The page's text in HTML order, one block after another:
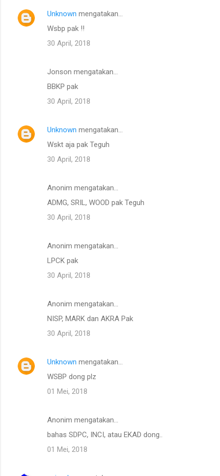
Unknown mengatakan…
Wsbp pak !!
30 April, 2018
Jonson mengatakan…
BBKP pak
30 April, 2018
Unknown mengatakan…
Wskt aja pak Teguh
30 April, 2018
Anonim mengatakan…
ADMG, SRIL, WOOD pak Teguh
30 April, 2018
Anonim mengatakan…
LPCK pak
30 April, 2018
Anonim mengatakan…
NISP, MARK dan AKRA Pak
30 April, 2018
Unknown mengatakan…
WSBP dong plz
01 Mei, 2018
Anonim mengatakan…
bahas SDPC, INCI, atau EKAD dong..
01 Mei, 2018